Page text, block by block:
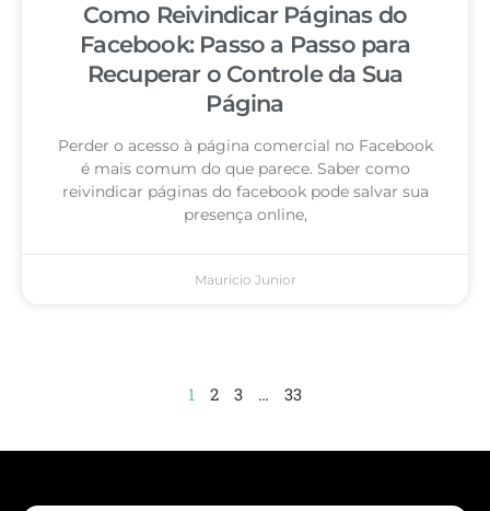
Como Reivindicar Páginas do
Facebook: Passo a Passo para
Recuperar o Controle da Sua
Página
Perder o acesso à página comercial no Facebook
é mais comum do que parece. Saber como
reivindicar páginas do facebook pode salvar sua
presença online,
Mauricio Junior
1 2 3 … 33